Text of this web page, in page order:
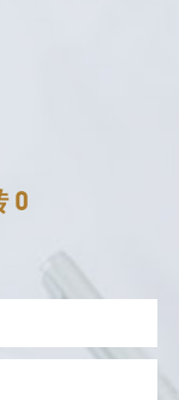
0